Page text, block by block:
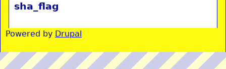
sha_flag
Powered by Drupal